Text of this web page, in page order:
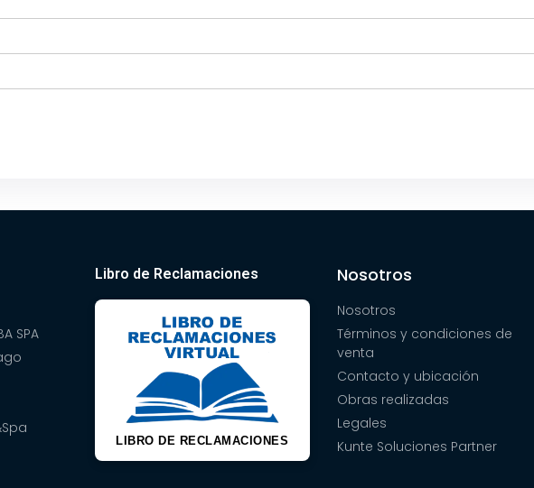
SPA
Libro de Reclamaciones
LIBRO DE RECLAMACIONES
Nosotros
Nosotros
Términos y condiciones de
venta
Contacto y ubicación
Obras realizadas
Legales
Kunte Soluciones Partner